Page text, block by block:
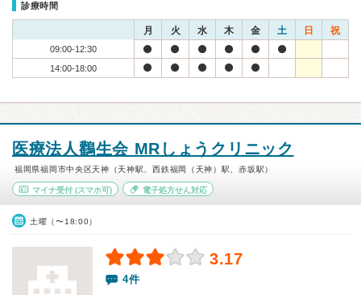
診療時間
月 火 水 木 金 土 日 祝
09:00-12:30
14:00-18:00
医療法人鸛生会 MRしょうクリニック
福岡県福岡市中央区天神（天神駅、西鉄福岡（天神）駅、赤坂駅）
マイナ受付 (スマホ可) 電子処方せん対応
土曜（〜18:00）
3.17
4件